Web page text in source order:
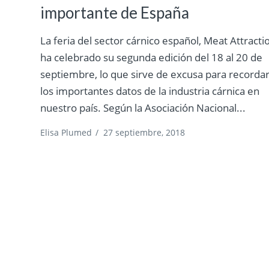
importante de España
La feria del sector cárnico español, Meat
ha celebrado su segunda edición del 18 al 20 de
septiembre, lo que sirve de excusa para recordar
los importantes datos de la industria cárnica en
nuestro país. Según la Asociación Nacional...
Elisa Plumed / 27 septiembre, 2018